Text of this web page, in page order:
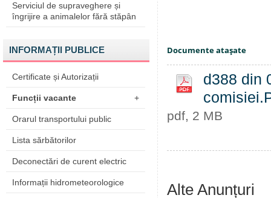
Serviciul de supraveghere și
îngrijire a animalelor fără stăpân
INFORMAȚII PUBLICE
Certificate și Autorizații
Funcții vacante +
Orarul transportului public
Lista sărbătorilor
Deconectări de curent electric
Informații hidrometeorologice
Documente ataşate
d388 din
pdf, 2 MB
Alte Anunțuri